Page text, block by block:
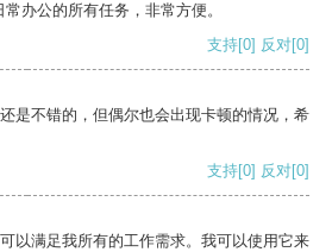
办公的所有任务，非常方便。
支持[0] 反对[0]
是不错的，但偶尔也会出现卡顿的情况，希
支持[0] 反对[0]
以满足我所有的工作需求。我可以使用它来